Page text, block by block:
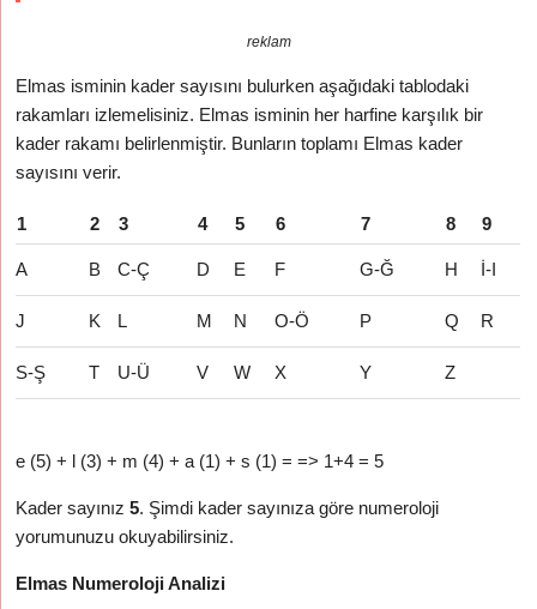
reklam
Elmas isminin kader sayısını bulurken aşağıdaki tablodaki
rakamları izlemelisiniz. Elmas isminin her harfine karşılık bir
kader rakamı belirlenmiştir. Bunların toplamı Elmas kader
sayısını verir.
1 2 3 4 5 6 7 8 9
A B C-Ç D E F G-Ğ H İ-I
J K L M N O-Ö P Q R
S-Ş T U-Ü V W X Y Z
e (5) + l (3) + m (4) + a (1) + s (1) = => 1+4 = 5
Kader sayınız5. Şimdi kader sayınıza göre numeroloji
yorumunuzu okuyabilirsiniz.
Elmas Numeroloji Analizi